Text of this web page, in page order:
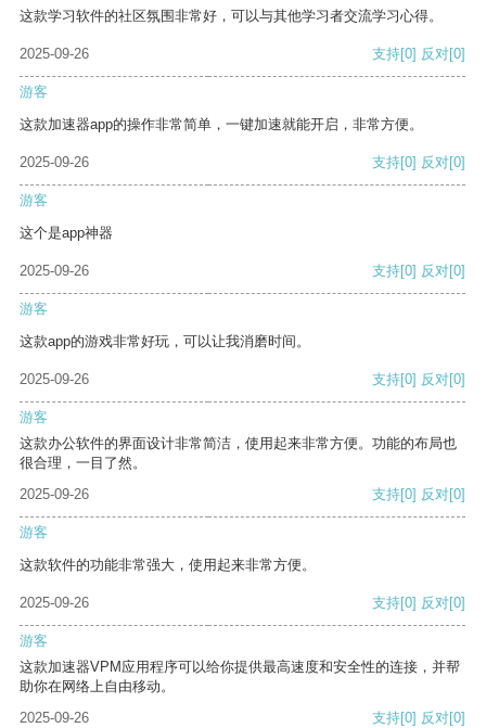
这款学习软件的社区氛围非常好，可以与其他学习者交流学习心得。
2025-09-26 支持[0] 反对[0]
游客
这款加速器app的操作非常简单，一键加速就能开启，非常方便。
2025-09-26 支持[0] 反对[0]
游客
这个是app神器
2025-09-26 支持[0] 反对[0]
游客
这款app的游戏非常好玩，可以让我消磨时间。
2025-09-26 支持[0] 反对[0]
游客
这款办公软件的界面设计非常简洁，使用起来非常方便。功能的布局也
很合理，一目了然。
2025-09-26
支持[0] 反对[0]
游客
这款软件的功能非常强大，使用起来非常方便。
2025-09-26 支持[0] 反对[0]
游客
这款加速器VPM应用程序可以给你提供最高速度和安全性的连接，并帮
助你在网络上自由移动。
2025-09-26
支持[0] 反对[0]